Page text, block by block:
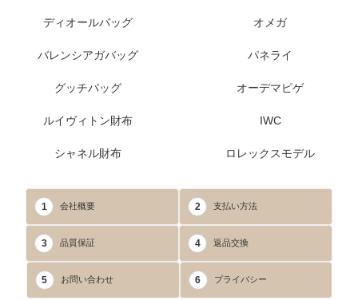
ディオールバッグ
バレンシアガバッグ
グッチバッグ
ルイヴィトン財布
シャネル財布
オメガ
パネライ
オーデマピゲ
IWC
ロレックスモデル
1 会社概要 2 支払い方法
3 品質保証 4 返品交換
5 お問い合わせ 6 プライバシー